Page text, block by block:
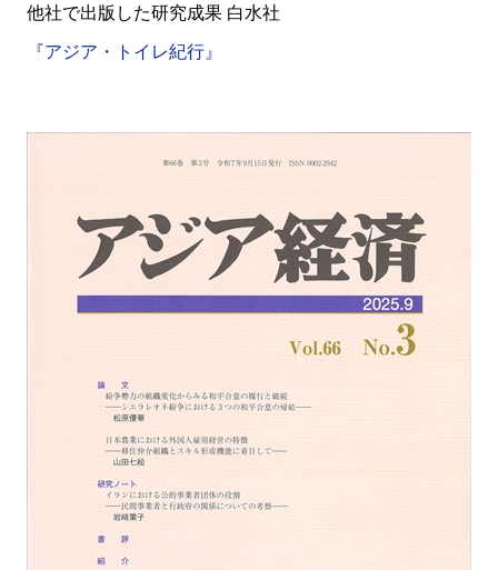
他社で出版した研究成果 白水社
『アジア・トイレ紀行』